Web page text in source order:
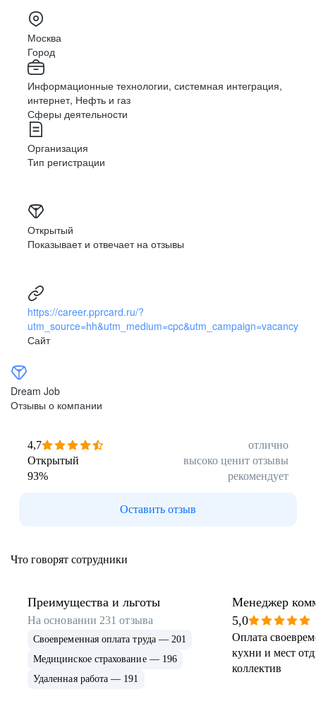
Москва
Город
Информационные технологии, системная интеграция,
интернет, Нефть и газ
Сферы деятельности
Организация
Тип регистрации
Открытый
Показывает и отвечает на отзывы
https://career.pprcard.ru/?
utm_source=hh&utm_medium=cpc&utm_campaign=vacancy
Сайт
Dream Job
Отзывы о компании
4,7
отлично
Открытый
высоко ценит отзывы
93% рекомендует
Оставить отзыв
Что говорят сотрудники
Преимущества и льготы
На основании 231 отзыва
Своевременная оплата труда — 201
Медицинское страхование — 196
Удаленная работа — 191
Менеджер
отдела
5,0
Оплата
кухни и мест
коллектив